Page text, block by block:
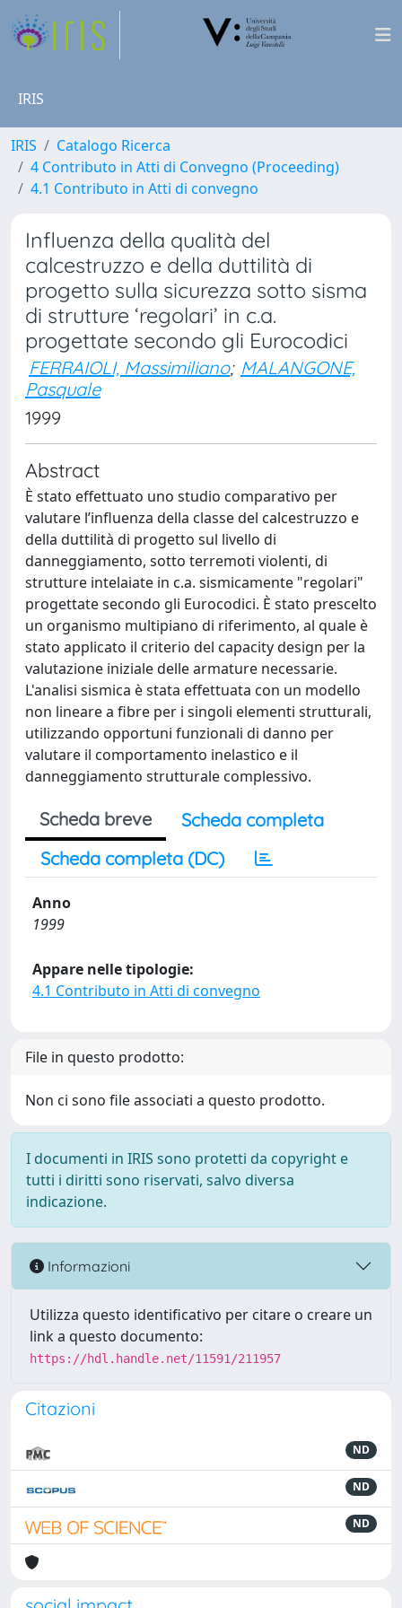
IRIS
IRIS
Catalogo Ricerca
4 Contributo in Atti di Convegno (Proceeding)
4.1 Contributo in Atti di convegno
Influenza della qualità del
calcestruzzo e della duttilità di
progetto sulla sicurezza sotto sisma
di strutture ‘regolari’ in c.a.
progettate secondo gli Eurocodici
FERRAIOLI, Massimiliano; MALANGONE,
Pasquale
1999
Abstract
È stato effettuato uno studio comparativo per
valutare l’influenza della classe del calcestruzzo e
della duttilità di progetto sul livello di
danneggiamento, sotto terremoti violenti, di
strutture intelaiate in c.a. sismicamente "regolari"
progettate secondo gli Eurocodici. È stato prescelto
un organismo multipiano di riferimento, al quale è
stato applicato il criterio del capacity design per la
valutazione iniziale delle armature necessarie.
L'analisi sismica è stata effettuata con un modello
non lineare a fibre per i singoli elementi strutturali,
utilizzando opportuni funzionali di danno per
valutare il comportamento inelastico e il
danneggiamento strutturale complessivo.
Scheda breve
Scheda completa
Scheda completa (DC)
Anno
1999
Appare nelle tipologie:
4.1 Contributo in Atti di convegno
File in questo prodotto:
Non ci sono file associati a questo prodotto.
I documenti in IRIS sono protetti da copyright e
tutti i diritti sono riservati, salvo diversa
indicazione.
Informazioni
Utilizza questo identificativo per citare o creare un
link a questo documento:
https://hdl.handle.net/11591/211957
Citazioni
ND
ND
ND